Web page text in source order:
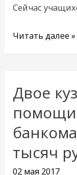
Сейчас
Читать далее »
Двое
помощи
тысяч
02 мая 2017
Двое
кузбассовцев
при
помощи
лома